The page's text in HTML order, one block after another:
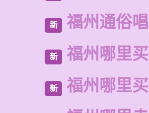
新 福州通俗
新 福州哪里
新 福州哪里